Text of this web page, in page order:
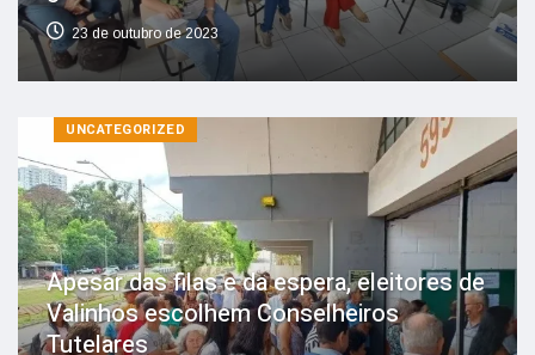
23 de outubro de 2023
UNCATEGORIZED
Apesar das filas e da espera, eleitores de
Valinhos escolhem Conselheiros
Tutelares